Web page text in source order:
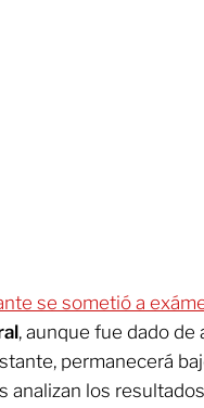
se sometió a
, aunque fue dado de
permanecerá
analizan los